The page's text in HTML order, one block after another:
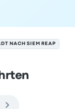
NACH SIEM REAP